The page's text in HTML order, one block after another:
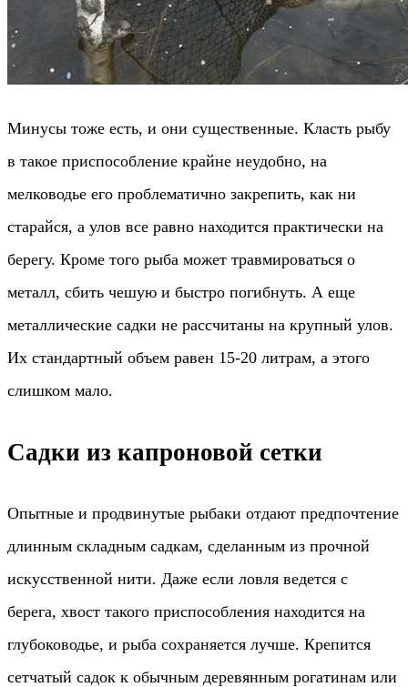
Минусы тоже есть, и они существенные. Класть рыбу
в такое приспособление крайне неудобно, на
мелководье его проблематично закрепить, как ни
старайся, а улов все равно находится практически на
берегу. Кроме того рыба может травмироваться о
металл, сбить чешую и быстро погибнуть. А еще
металлические садки не рассчитаны на крупный улов.
Их стандартный объем равен 15-20 литрам, а этого
слишком мало.
Садки из капроновой сетки
Опытные и продвинутые рыбаки отдают предпочтение
длинным складным садкам, сделанным из прочной
искусственной нити. Даже если ловля ведется с
берега, хвост такого приспособления находится на
глубоководье, и рыба сохраняется лучше. Крепится
сетчатый садок к обычным деревянным рогатинам или